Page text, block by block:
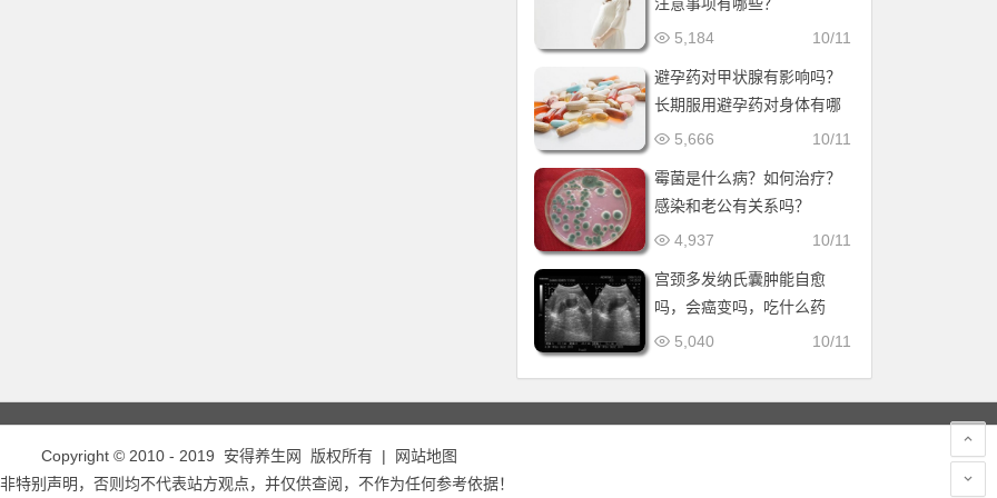
10/11
5,184
避孕药对甲状腺有影响吗？
长期服用避孕药对身体有哪
些副作用？
10/11
5,666
霉菌是什么病？如何治疗？
感染和老公有关系吗？
10/11
4,937
宫颈多发纳氏囊肿能自愈
吗，会癌变吗，吃什么药
好？
10/11
5,040
Copyright © 2010 - 2019 安得养生网 版权所有 |
网站地图
特别声明，否则均不代表站方观点，并仅供查阅，不作为任何参考依据！